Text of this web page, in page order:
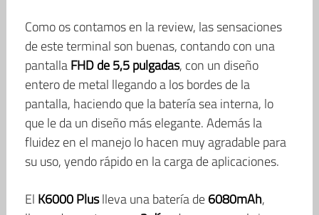
Como os contamos en la review, las sensaciones
de este terminal son buenas, contando con una
pantallaFHD de 5,5 pulgadas, con un diseño
entero de metal llegando a los bordes de la
pantalla, haciendo que la batería sea interna, lo
que le da un diseño más elegante. Además la
fluidez en el manejo lo hacen muy agradable para
su uso, yendo rápido en la carga de aplicaciones.
El K6000 Pluslleva una batería de6080mAh,